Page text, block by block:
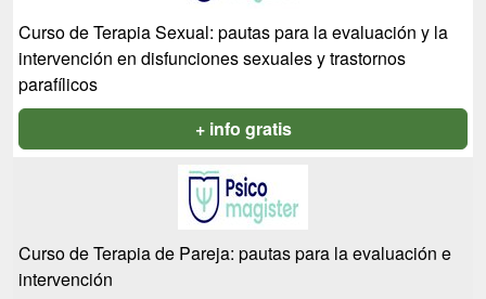
Curso de Terapia Sexual: pautas para la evaluación y la
intervención en disfunciones sexuales y trastornos
parafílicos
+ info gratis
Curso de Terapia de Pareja: pautas para la evaluación e
intervención